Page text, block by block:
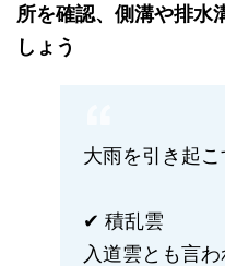
所を確認、側溝や排水
しょう
大雨を引き起
✔︎ 積乱雲
入道雲とも言